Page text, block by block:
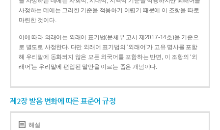
사정하는 데에는 그러한 기준을 적용하기 어렵기 때문에 이 조항을 따로
마련한 것이다.
이에 따라 외래어는 외래어 표기법(문체부 고시 제2017-14호)을 기준으
로 별도로 사정한다. 다만 외래어 표기법의 ‘외래어’가 고유 명사를 포함
해 우리말에 동화되지 않은 모든 외국어를 포함하는 반면, 이 조항의 ‘외
래어’는 우리말에 편입된 말만을 이르는 좁은 개념이다.
제2장 발음 변화에 따른 표준어 규정
해설